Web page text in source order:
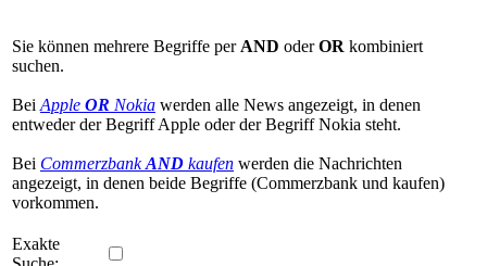
Sie können mehrere Begriffe per AND oderOR kombiniert
suchen.
Bei Apple OR Nokia werden alle News angezeigt, in denen
entweder der Begriff Apple oder der Begriff Nokia steht.
Bei CommerzbankAND kaufen werden die Nachrichten
angezeigt, in denen beide Begriffe (Commerzbank und kaufen)
vorkommen.
Exakte